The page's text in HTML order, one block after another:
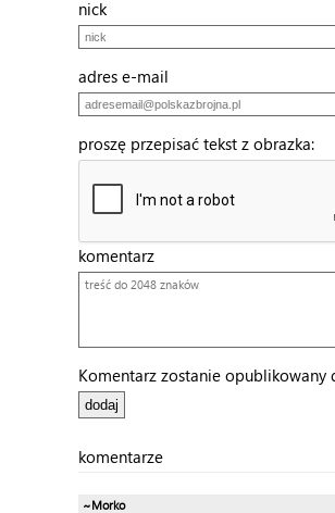
nick
adres e-mail
proszę przepisać tekst z obrazka:
komentarz
Komentarz zostanie
komentarze
~Morko